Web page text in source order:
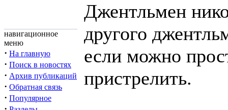
навигационное
меню
· На главную
· Поиск в новостях
· Архив публикаций
· Обратная связь
· Популярное
Джентльмен
другого
если можно
пристрелить.